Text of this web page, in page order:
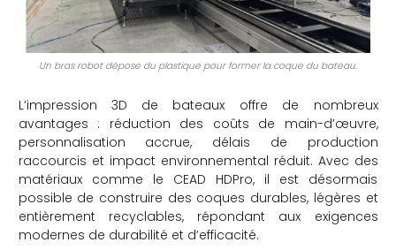
Un bras robot dépose du plastique pour former la coque du bateau.
L’impression 3D de bateaux offre de nombreux
avantages : réduction des coûts de main-d’œuvre,
personnalisation accrue, délais de production
raccourcis et impact environnemental réduit. Avec des
matériaux comme le CEAD HDPro, il est désormais
possible de construire des coques durables, légères et
entièrement recyclables, répondant aux exigences
modernes de durabilité et d’efficacité.